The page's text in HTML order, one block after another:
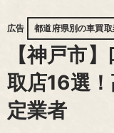
広告 都道府県別の車買
【神戸市
取店16選
定業者